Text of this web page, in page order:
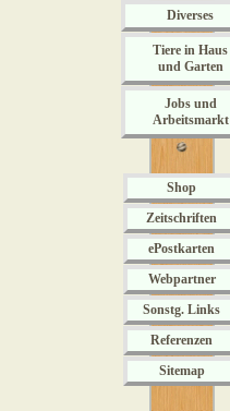
Diverses
Tiere in Haus
und Garten
Jobs und
Arbeitsmarkt
Shop
Zeitschriften
ePostkarten
Webpartner
Sonstg. Links
Referenzen
Sitemap